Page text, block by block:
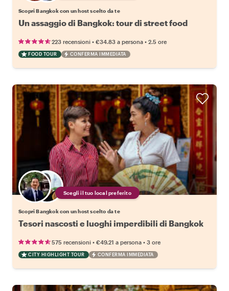
Scopri Bangkok con un host scelto da te
Un assaggio di Bangkok: tour di street food
223 recensioni • €34.83 a persona • 2.5 ore
FOOD TOUR CONFERMA IMMEDIATA
Scegli il tuo local preferito
Scopri Bangkok con un host scelto da te
Tesori nascosti e luoghi imperdibili di Bangkok
575 recensioni • €49.21 a persona • 3 ore
CITY HIGHLIGHT TOUR CONFERMA IMMEDIATA